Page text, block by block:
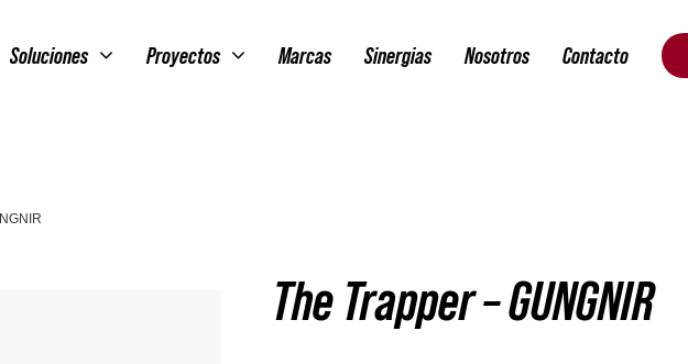
Soluciones Proyectos Marcas Sinergias Nosotros Contacto
The Trapper – GUNGNIR